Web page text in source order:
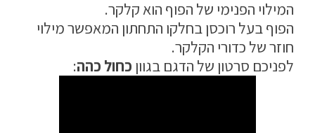
המילוי הפנימי של הפוף הוא קלקר.
הפוף בעל רוכסן בחלקו התחתון המאפשר מילוי
חוזר של כדורי הקלקר.
לפניכם סרטון של הדגם בגוון כחול כהה: